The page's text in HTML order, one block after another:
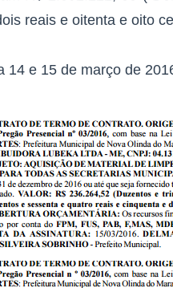
reais e oitenta e oito
14 e 15 de março de